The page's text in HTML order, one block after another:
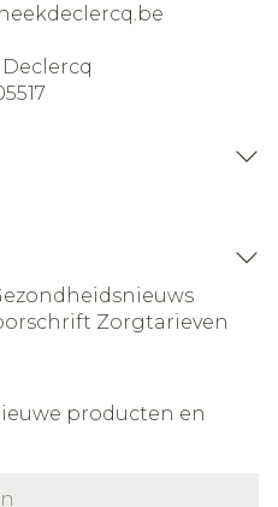
Declercq
Zorgtarieven
producten en